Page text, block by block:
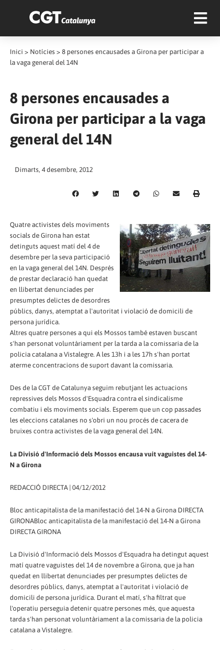
Inici > Notícies > 8 persones encausades a Girona per participar a
la vaga general del 14N
8 persones encausades a
Girona per participar a la vaga
general del 14N
Dimarts, 4 desembre, 2012
Quatre activistes dels moviments
socials de Girona han estat
detinguts aquest matí del 4 de
desembre per la seva participació
en la vaga general del 14N. Després
de prestar declaració han quedat
en llibertat denunciades per
presumptes delictes de desordres
públics, danys, atemptat a l'autoritat i violació de domicili de
persona jurídica.
Altres quatre persones a qui els Mossos també estaven buscant
s'han personat voluntàriament per la tarda a la comissaria de la
policia catalana a Vistalegre. A les 13h i a les 17h s'han portat
aterme concentracions de suport davant la comissaria.
Des de la CGT de Catalunya seguim rebutjant les actuacions
repressives dels Mossos d'Esquadra contra el sindicalisme
combatiu i els moviments socials. Esperem que un cop passades
les eleccions catalanes no s'obri un nou procés de cacera de
bruixes contra activistes de la vaga general del 14N.
La Divisió d'Informació dels Mossos encausa vuit vaguistes del 14-
N a Girona
REDACCIÓ DIRECTA | 04/12/2012
Bloc anticapitalista de la manifestació del 14-N a Girona DIRECTA
GIRONABloc anticapitalista de la manifestació del 14-N a Girona
DIRECTA GIRONA
La Divisió d'Informació dels Mossos d'Esquadra ha detingut aquest
matí quatre vaguistes del 14 de novembre a Girona, que ja han
quedat en llibertat denunciades per presumptes delictes de
desordres públics, danys, atemptat a l'autoritat i violació de
domicili de persona jurídica. Durant el matí, s'ha filtrat que
l'operatiu perseguia detenir quatre persones més, que aquesta
tarda s'han personat voluntàriament a la comissaria de la policia
catalana a Vistalegre.